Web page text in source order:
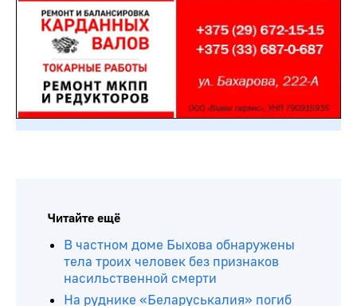
Читайте ещё
В частном доме Быхова обнаружены
тела троих человек без признаков
насильственной смерти
На руднике «Беларуськалия» погиб